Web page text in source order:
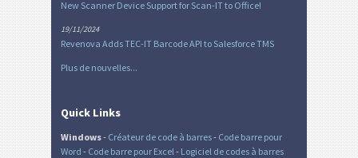
New Scanner Device Support for Scan-IT to Office!
19/11/2024
Revenova Adds TEC-IT Barcode API to Salesforce TMS
Plus de nouvelles...
Quick Links
Windows- Créateur de code à barres- Code barre pour
Word - Code barre pour Excel - Logiciel de codes à barres